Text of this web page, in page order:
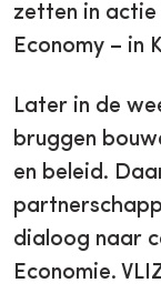
zetten in actie
Economy – in
Later in de
bruggen
en beleid.
dialoog naar
Economie.